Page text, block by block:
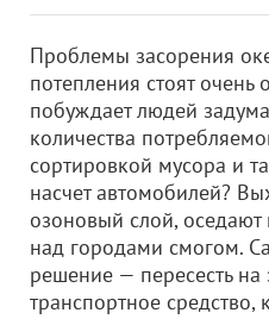
Проблемы засорения
потепления стоят очень
побуждает людей
количества
сортировкой мусора и
насчет автомобилей?
озоновый слой, оседают
над городами смогом.
решение — пересесть на
транспортное средство,